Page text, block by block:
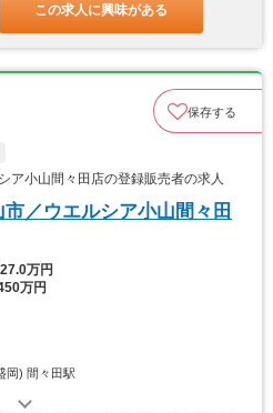
この求人に興味がある
保存する
小山間々田店の登録販売者の求人
／ウエルシア小山間々田
万円
万円
岡) 間々田駅